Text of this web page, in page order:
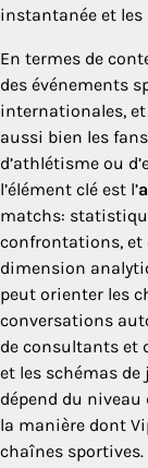
instantanée et
En termes de
des événements
internationales,
aussi bien les
d’athlétisme ou
l’élément clé est l’
matchs:
confrontations, et
dimension
peut orienter les
conversations
de consultants et
et les schémas de
dépend du niveau
la manière dont
chaînes sportives.